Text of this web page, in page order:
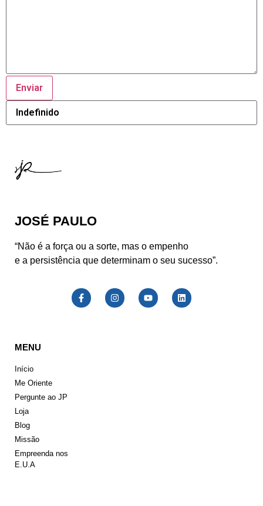
JOSÉ PAULO
“Não é a força ou a sorte, mas o empenho
e a persistência que determinam o seu sucesso”.
MENU
Início
Me Oriente
Pergunte ao JP
Loja
Blog
Missão
Empreenda nos
E.U.A